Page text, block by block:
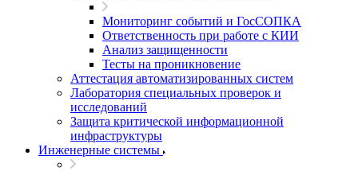
Мониторинг событий и ГосСОПКА
Ответственность при работе с КИИ
Анализ защищенности
Тесты на проникновение
Аттестация автоматизированных систем
Лаборатория специальных проверок и
исследований
Защита критической информационной
инфраструктуры
Инженерные системы